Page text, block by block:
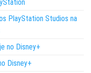
PlayStation Studios na
no Disney+
Disney+